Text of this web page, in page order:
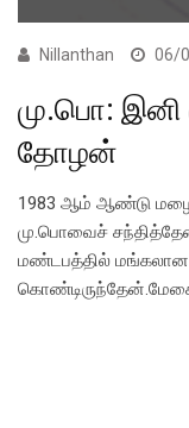
Nillanthan 06/
மு.பொ: இனி
தோழன்
1983 ஆம் ஆண்டு
மு.பொவைச்
மண்டபத்தில் மங்கலான